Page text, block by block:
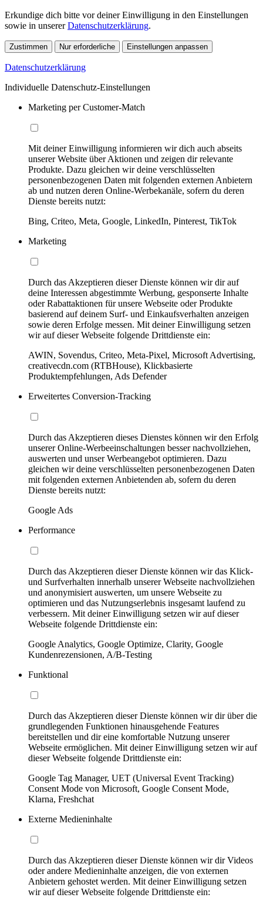
Erkundige dich bitte vor deiner Einwilligung in den Einstellungen
sowie in unsererDatenschutzerklärung.
Zustimmen Nur erforderliche Einstellungen anpassen
Datenschutzerklärung
Individuelle Datenschutz-Einstellungen
Marketing per Customer-Match
Mit deiner Einwilligung informieren wir dich auch abseits
unserer Website über Aktionen und zeigen dir relevante
Produkte. Dazu gleichen wir deine verschlüsselten
personenbezogenen Daten mit folgenden externen Anbietern
ab und nutzen deren Online-Werbekanäle, sofern du deren
Dienste bereits nutzt:
Bing, Criteo, Meta, Google, LinkedIn, Pinterest, TikTok
Marketing
Durch das Akzeptieren dieser Dienste können wir dir auf
deine Interessen abgestimmte Werbung, gesponserte Inhalte
oder Rabattaktionen für unsere Webseite oder Produkte
basierend auf deinem Surf- und Einkaufsverhalten anzeigen
sowie deren Erfolge messen. Mit deiner Einwilligung setzen
wir auf dieser Webseite folgende Drittdienste ein:
AWIN, Sovendus, Criteo, Meta-Pixel, Microsoft Advertising,
creativecdn.com (RTBHouse), Klickbasierte
Produktempfehlungen, Ads Defender
Erweitertes Conversion-Tracking
Durch das Akzeptieren dieses Dienstes können wir den Erfolg
unserer Online-Werbeeinschaltungen besser nachvollziehen,
auswerten und unser Werbeangebot optimieren. Dazu
gleichen wir deine verschlüsselten personenbezogenen Daten
mit folgenden externen Anbietenden ab, sofern du deren
Dienste bereits nutzt:
Google Ads
Performance
Durch das Akzeptieren dieser Dienste können wir das Klick-
und Surfverhalten innerhalb unserer Webseite nachvollziehen
und anonymisiert auswerten, um unsere Webseite zu
optimieren und das Nutzungserlebnis insgesamt laufend zu
verbessern. Mit deiner Einwilligung setzen wir auf dieser
Webseite folgende Drittdienste ein:
Google Analytics, Google Optimize, Clarity, Google
Kundenrezensionen, A/B-Testing
Funktional
Durch das Akzeptieren dieser Dienste können wir dir über die
grundlegenden Funktionen hinausgehende Features
bereitstellen und dir eine komfortable Nutzung unserer
Webseite ermöglichen. Mit deiner Einwilligung setzen wir auf
dieser Webseite folgende Drittdienste ein:
Google Tag Manager, UET (Universal Event Tracking)
Consent Mode von Microsoft, Google Consent Mode,
Klarna, Freshchat
Externe Medieninhalte
Durch das Akzeptieren dieser Dienste können wir dir Videos
oder andere Medieninhalte anzeigen, die von externen
Anbietern gehostet werden. Mit deiner Einwilligung setzen
wir auf dieser Webseite folgende Drittdienste ein: